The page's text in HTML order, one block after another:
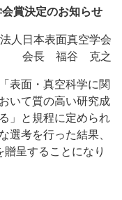
賞決定のお知らせ
人日本表面真空学会
会長 福谷 克之
表面・真空科学に関
いて質の高い研究成
」と規程に定められ
考を行った結果、
呈することになり